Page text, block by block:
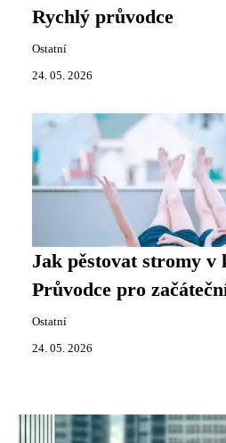
Rychlý průvodce
Ostatní
24. 05. 2026
Jak pěstovat stromy v
Průvodce pro
Ostatní
24. 05. 2026